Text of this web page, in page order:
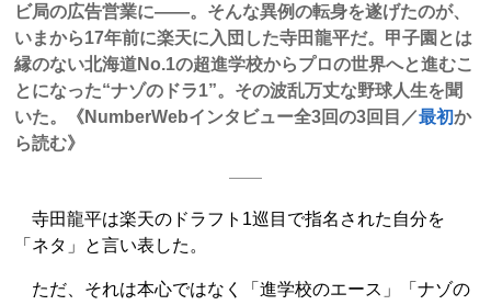
ビ局の広告営業に――。そんな異例の転身を遂げたのが、
いまから17年前に楽天に入団した寺田龍平だ。甲子園とは
縁のない北海道No.1の超進学校からプロの世界へと進むこ
とになった“ナゾのドラ1”。その波乱万丈な野球人生を聞
いた。《NumberWebインタビュー全3回の3回目／最初か
ら読む》
寺田龍平は楽天のドラフト1巡目で指名された自分を
「ネタ」と言い表した。
ただ、それは本心ではなく「進学校のエース」「ナゾの